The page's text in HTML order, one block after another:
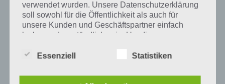
Mehr Artikel hier auf Touchportal
verwendet wurden. Unsere Datenschutzerklärung
soll sowohl für die Öffentlichkeit als auch für
unsere Kunden und Geschäftspartner einfach
lesbar und verständlich sein. Um dies zu
Begrifflichkeiten erläutern.
Wir verwenden in dieser Datenschutzerklärung
Essenziell Statistiken